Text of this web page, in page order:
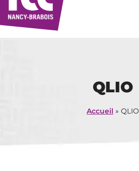
au
contenu
QLIO
Accueil » QLIO